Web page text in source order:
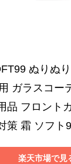
ぬりぬ
ガラスコー
品 フロント
策 霜 ソフト
楽天市場で見